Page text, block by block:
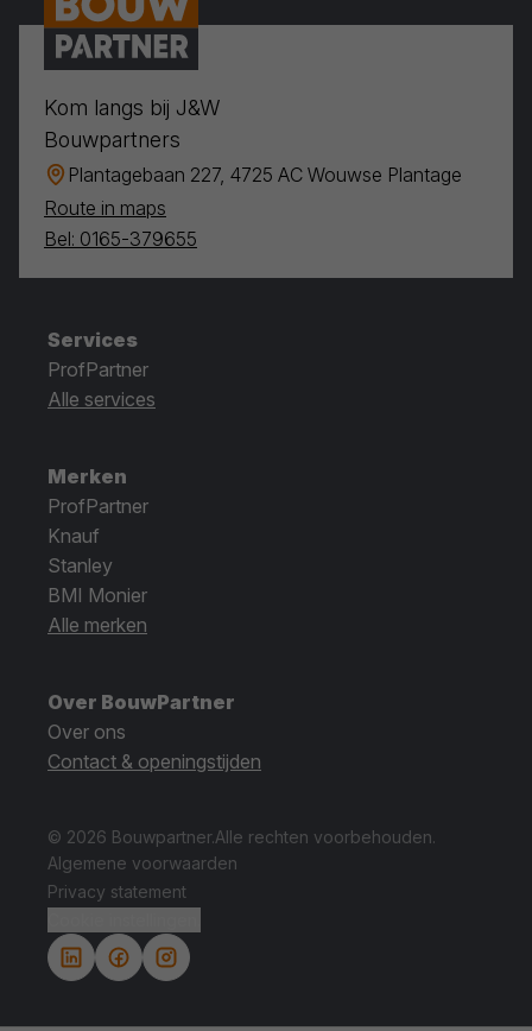
Kom langs bij J&W
Bouwpartners
Plantagebaan 227, 4725 AC Wouwse Plantage
Route in maps
Bel: 0165-379655
Services
ProfPartner
Alle services
Merken
ProfPartner
Knauf
Stanley
BMI Monier
Alle merken
Over BouwPartner
Over ons
Contact & openingstijden
© 2026 Bouwpartner.Alle rechten voorbehouden.
Algemene voorwaarden
Privacy statement